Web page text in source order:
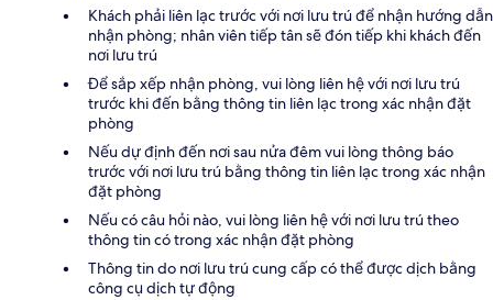
Khách phải liên lạc trước với nơi lưu trú để nhận hướng dẫn
nhận phòng; nhân viên tiếp tân sẽ đón tiếp khi khách đến
nơi lưu trú
Để sắp xếp nhận phòng, vui lòng liên hệ với nơi lưu trú
trước khi đến bằng thông tin liên lạc trong xác nhận đặt
phòng
Nếu dự định đến nơi sau nửa đêm vui lòng thông báo
trước với nơi lưu trú bằng thông tin liên lạc trong xác nhận
đặt phòng
Nếu có câu hỏi nào, vui lòng liên hệ với nơi lưu trú theo
thông tin có trong xác nhận đặt phòng
Thông tin do nơi lưu trú cung cấp có thể được dịch bằng
công cụ dịch tự động